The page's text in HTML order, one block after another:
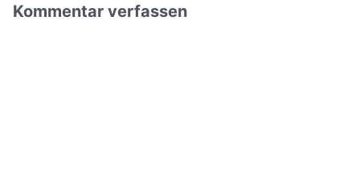
Kommentar verfassen